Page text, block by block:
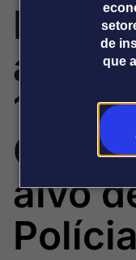
de
que
Plataformas
Broadcast
Sobre nós
Prêmio Broadcast
Analistas
Agências de
comunicação
a
11
alvo